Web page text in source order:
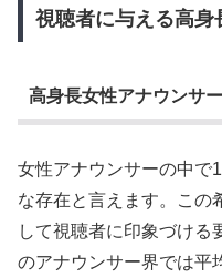
視聴者に与える高身
高身長女性アナウンサ
女性アナウンサーの中で
な存在と言えます。この
して視聴者に印象づける
のアナウンサー界では平